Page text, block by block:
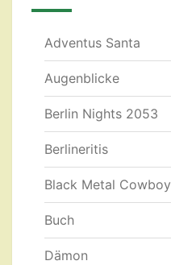
Adventus Santa
Augenblicke
Berlin Nights 2053
Berlineritis
Black Metal Cowboy
Buch
Dämon